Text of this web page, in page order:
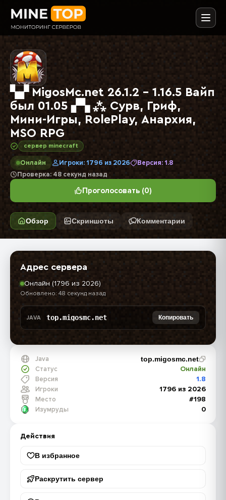
▚▞ MigosMc.net 26.1.2 - 1.16.5 Вайп
был 01.05 ▞▚ ⁂ Сурв, Гриф,
Мини-Игры, RolePlay, Анархия,
MSO RPG
сервер minecraft
Онлайн Игроки: 1796 из 2026
Версия: 1.8
Проверка: 48 секунд назад
Проголосовать (0)
Обзор Скриншоты Комментарии
Адрес сервера
Онлайн (1796 из 2026)
Обновлено: 48 секунд назад
JAVA top.migosmc.net Копировать
Java
top.migosmc.net
Статус
Онлайн
Версия 1.8
Игроки 1796 из 2026
Место #198
Изумруды 0
Действия
В избранное
Раскрутить сервер